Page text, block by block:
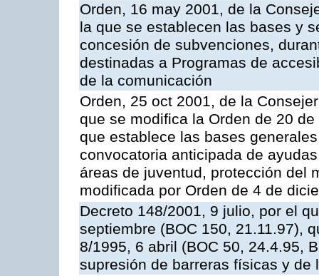
Orden, 16 may 2001, de la
la que se establecen las bases y
concesión de subvenciones,
destinadas a Programas de
de la comunicación
Orden, 25 oct 2001, de la
que se modifica la Orden de 20
que establece las bases
convocatoria anticipada de
áreas de juventud, protección del
modificada por Orden de 4 de
Decreto 148/2001, 9 julio, por el
septiembre (BOC 150, 21.11.97),
8/1995, 6 abril (BOC 50, 24.4.95,
supresión de barreras físicas y de